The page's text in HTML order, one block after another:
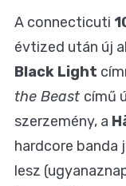
A connecticuti
évtized után új
Black Light
the Beast című
szerzemény, a
hardcore banda
lesz